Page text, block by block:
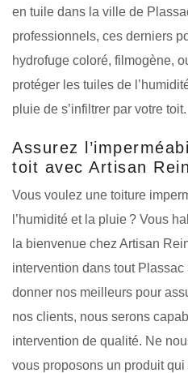
en tuile dans la ville de
professionnels, ces derniers
hydrofuge coloré, filmogène,
protéger les tuiles de
pluie de s’infiltrer par votre toit.
Assurez
toit avec Artisan
Vous voulez une toiture
l’humidité et la pluie ? Vous
la bienvenue chez Artisan
intervention dans tout
donner nos meilleurs pour
nos clients, nous serons
intervention de qualité. Ne
vous proposons un produit